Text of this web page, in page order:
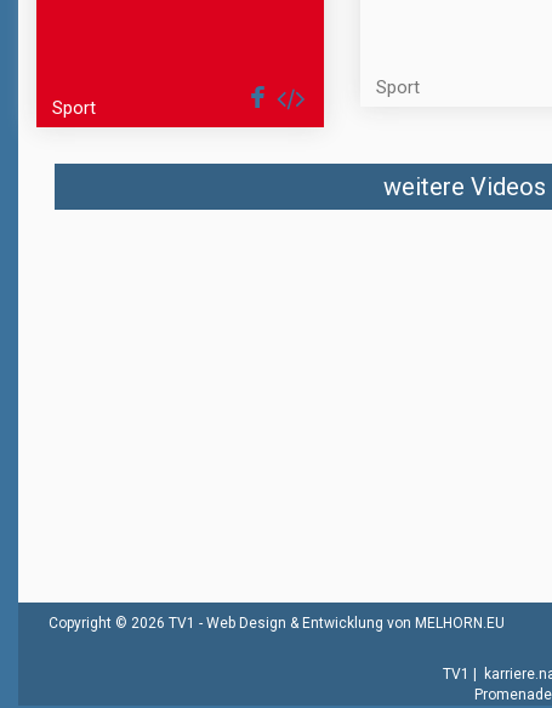
Sport
Sport
weitere Videos
Copyright © 2026 TV1 - Web Design & Entwicklung von MELHORN.EU
TV1